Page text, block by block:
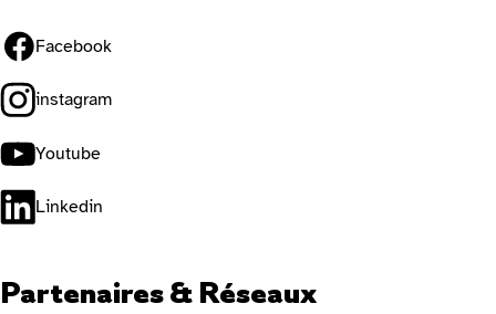
Facebook
instagram
Youtube
Linkedin
Partenaires & Réseaux